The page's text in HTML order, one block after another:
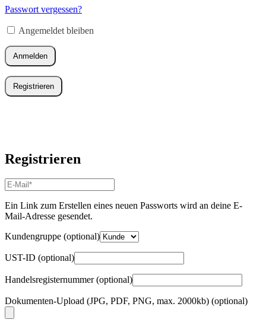
Adresse*
Passwort vergessen?
Angemeldet bleiben
Anmelden
Registrieren
Registrieren
E-
Mail-
Adresse*
Erforderlich
Ein Link zum Erstellen eines neuen Passworts wird an deine E-
Mail-Adresse gesendet.
Kundengruppe (optional)
UST-ID (optional)
Handelsregisternummer(optional)
Dokumenten-Upload (JPG, PDF, PNG, max. 2000kb) (optional)